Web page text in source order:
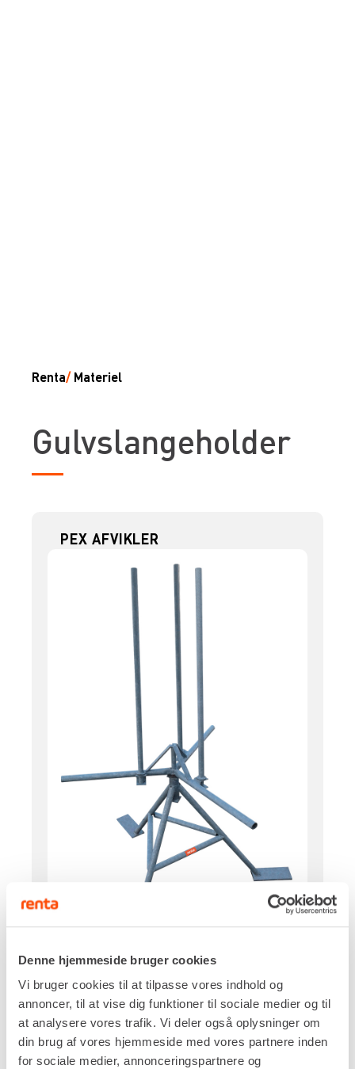
Denne hjemmeside bruger cookies
Vi bruger cookies til at tilpasse vores indhold og
annoncer, til at vise dig funktioner til sociale medier og til
at analysere vores trafik. Vi deler også oplysninger om
din brug af vores hjemmeside med vores partnere inden
for sociale medier, annonceringspartnere og
Renta/ Materiel
Gulvslangeholder
PEX AFVIKLER
Kapacitet, maks
600 m
Pr. dag DKK 204,00
Ekskl. moms